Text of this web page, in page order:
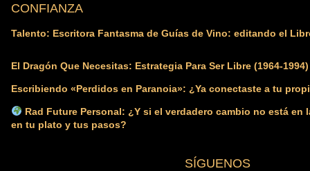
CONFIANZA
Talento: Escritora Fantasma de Guías de Vino: editando el
El Dragón Que Necesitas: Estrategia Para Ser Libre (1964-1994)
Escribiendo «Perdidos en Paranoia»: ¿Ya conectaste a tu
Rad Future Personal: ¿Y si el verdadero cambio no está en
en tu plato y tus pasos?
SÍGUENOS